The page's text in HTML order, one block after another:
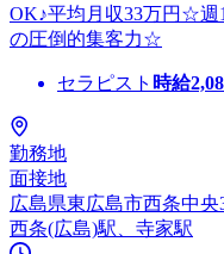
OK♪平均月収33万円☆週
の圧倒的集客力☆
セラピスト 時給
勤務地
面接地
広島県東広島市西条中央
西条(広島)駅、寺家駅